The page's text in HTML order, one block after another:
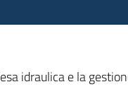
idraulica e la